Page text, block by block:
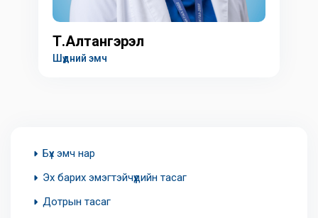
Т.Алтангэрэл
Шүдний эмч
Бүх эмч нар
Эх барих эмэгтэйчүүдийн тасаг
Дотрын тасаг